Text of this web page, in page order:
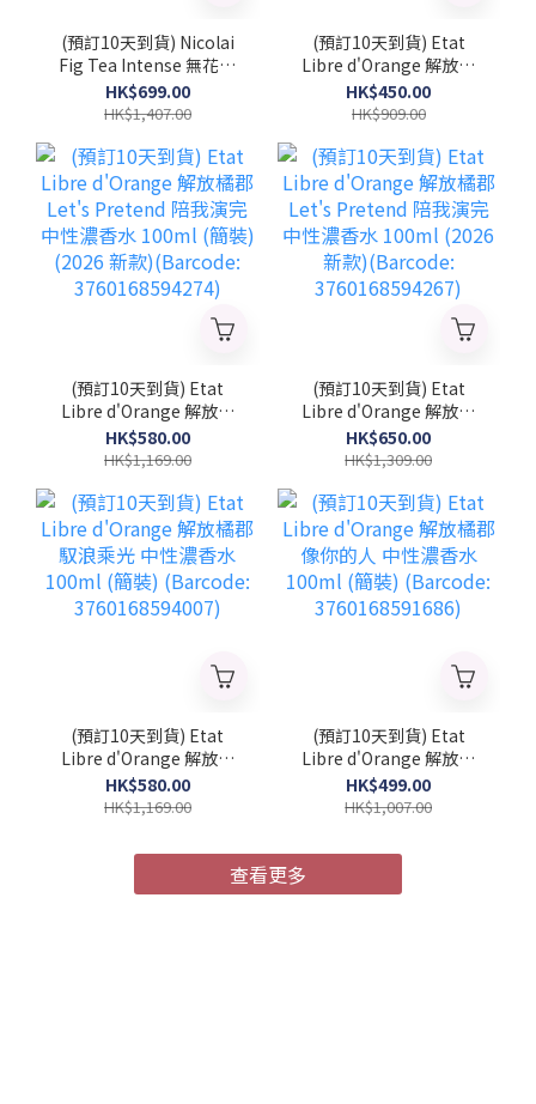
(預訂10天到貨) Nicolai
Fig Tea Intense 無花果
茶精粹 中性濃香水
100ml (簡裝) (2026 新
HK$699.00
HK$1,407.00
(預訂10天到貨) Etat
Libre d'Orange 解放橘
郡 Let's Pretend 陪我演
完 中性濃香水 50ml
3760168594281)
HK$450.00
HK$909.00
(預訂10天到貨) Etat
Libre d'Orange 解放橘
郡 Let's Pretend 陪我演
完 中性濃香水 100ml (簡
(Barcode:
3760168594274)
HK$580.00
HK$1,169.00
(預訂10天到貨) Etat
Libre d'Orange 解放橘
郡 Let's Pretend 陪我演
完 中性濃香水 100ml
3760168594267)
HK$650.00
HK$1,309.00
(預訂10天到貨) Etat
Libre d'Orange 解放橘
郡 馭浪乘光 中性濃香水
100ml (簡裝) (Barcode:
HK$580.00
HK$1,169.00
(預訂10天到貨) Etat
Libre d'Orange 解放橘
郡 像你的人 中性濃香水
100ml (簡裝) (Barcode:
HK$499.00
HK$1,007.00
查看更多